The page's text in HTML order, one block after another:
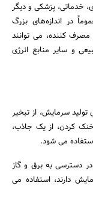
خدماتی، پزشکی و دیگر
در اندازه‌های بزرگ
کننده، می توانند
و سایر منابع انرژی
سرمایش، از تبخیر
کردن، از یک جاذب،
می شود.
دسترسی به برق و گاز
دارند، استفاده می